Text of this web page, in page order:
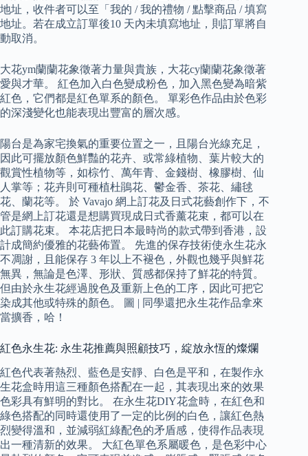
地址，收件者可以至「我的 / 我的禮物 / 點擊商品 / 填寫
地址。若在成立訂單後10 天內未填寫地址，則訂單將自
動取消。
大花ym蘭蘭花象徵著力量與貴族，大花cy蘭蘭花象徵著
愛與才華。 紅色加入白色變成粉色，加入黑色變為暗紫
紅色，它們都是紅色單系的顏色。 單彩色作品由於色彩
的深淺變化也能表現出豐富的層次感。
陽台是為家宅換氣的重要位置之一，且陽台光線充足，
因此可擺放顏色鮮豔的花卉、或常綠植物、葉片較大的
觀賞性植物等，如棕竹、萬年青、金錢樹、橡膠樹、仙
人掌等；花卉則可種植杜鵑花、鬱金香、茶花、繡毬
花、蘭花等。 於 Vavajo 網上訂花及日式花藝創作下，不
管是網上訂花還是想購買現成日式香薰花束，都可以在
此訂購花束。 本花店把日本最時尚的款式帶到香港，設
計成簡約優雅的花藝佈置。 先進的保存技術使永生花永
不凋謝，且能保存 3 年以上不褪色，外觀也幾乎與鮮花
無異，無論是色澤、形狀、質感都保持了鮮花的特質。
但由於永生花經過脫色及重新上色的工序，因此可把它
染成其他或特殊的顏色。 圖 | 同學還把永生花作品拿來
當擴香，哈！
紅色永生花: 永生花推薦與照顧技巧，綻放永恆的燦爛
紅色代表著熱烈、藍色是安靜、白色是平和，在製作永
生花盒時用這三種顏色搭配在一起，其表現出來的效果
色彩具有鮮明的對比。 在永生花DIY花盒時，在紅色和
綠色搭配的同時還使用了一定的比例的白色，讓紅色熱
烈變得溫和，並減弱紅綠配色的矛盾感，使得作品表現
出一種清新的效果。 大紅色單色系屬暖色，是色彩中心